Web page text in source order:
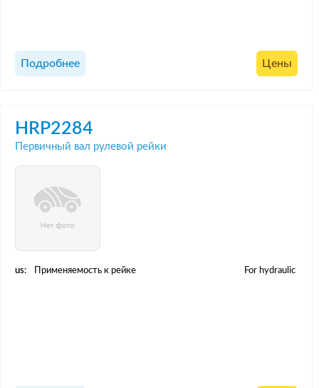
Подробнее Цены
HRP2284
Первичный вал рулевой рейки
us: Применяемость к рейке For hydraulic